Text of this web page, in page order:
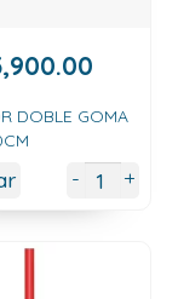
DOBLE GOMA
- +